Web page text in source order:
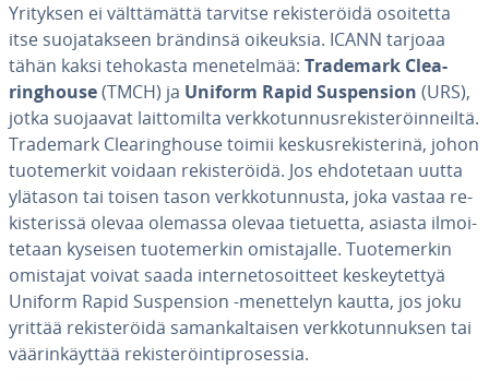
Yrityksen ei vält­tä­mät­tä tarvitse re­kis­te­röi­dä osoitetta
itse suo­ja­tak­seen brändinsä oikeuksia. ICANN tarjoaa
tähän kaksi tehokasta me­ne­tel­mää: Trademark Clea­
ring­house(TMCH) ja Uniform Rapid Sus­pen­sion (URS),
jotka suojaavat lait­to­mil­ta verk­ko­tun­nus­re­kis­te­röin­neil­tä.
Trademark Clea­ring­house toimii kes­kus­re­kis­te­ri­nä, johon
tuo­te­mer­kit voidaan re­kis­te­röi­dä. Jos eh­do­te­taan uutta
ylätason tai toisen tason verk­ko­tun­nus­ta, joka vastaa re­
kis­te­ris­sä olevaa olemassa olevaa tietuetta, asiasta il­moi­
te­taan kyseisen tuo­te­mer­kin omis­ta­jal­le. Tuo­te­mer­kin
omistajat voivat saada in­ter­ne­to­soit­teet kes­key­tet­tyä
Uniform Rapid Sus­pen­sion -me­net­te­lyn kautta, jos joku
yrittää re­kis­te­röi­dä sa­man­kal­tai­sen verk­ko­tun­nuk­sen tai
vää­rin­käyt­tää re­kis­te­röin­tipro­ses­sia.